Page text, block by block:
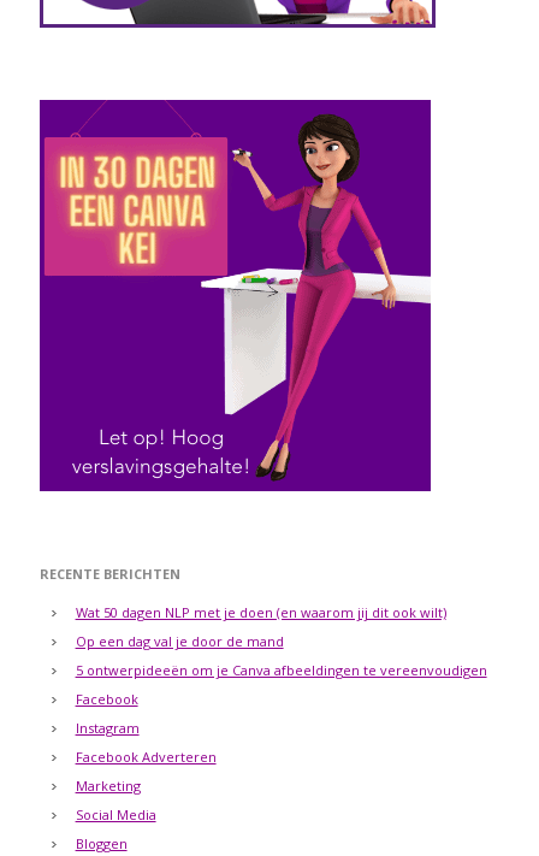
RECENTE BERICHTEN
Wat 50 dagen NLP met je doen (en waarom jij dit ook wilt)
Op een dag val je door de mand
5 ontwerpideeën om je Canva afbeeldingen te vereenvoudigen
Facebook
Instagram
Facebook Adverteren
Marketing
Social Media
Bloggen